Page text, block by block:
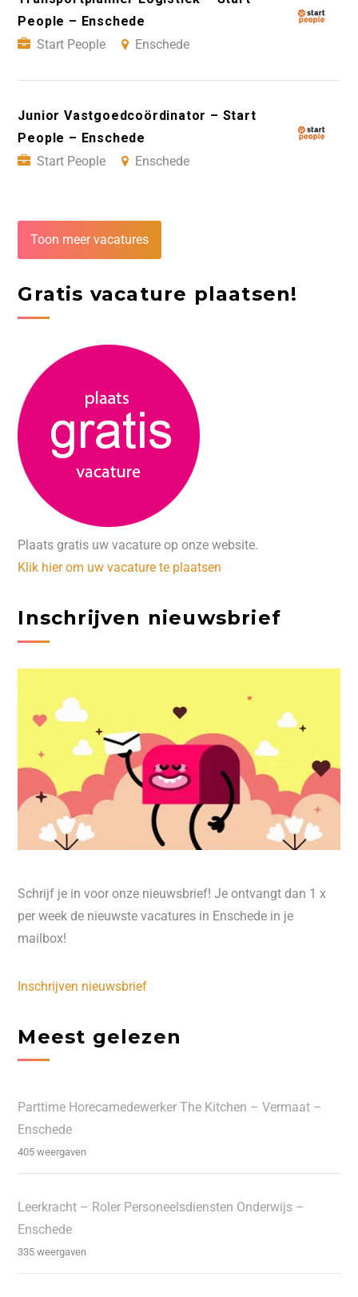
People – Enschede
Start People
Enschede
Junior Vastgoedcoördinator – Start
People – Enschede
Start People
Enschede
Toon meer vacatures
Gratis vacature plaatsen!
Plaats gratis uw vacature op onze website.
Klik hier om uw vacature te plaatsen
Inschrijven nieuwsbrief
Schrijf je in voor onze nieuwsbrief! Je ontvangt dan 1 x
per week de nieuwste vacatures in Enschede in je
mailbox!
Inschrijven nieuwsbrief
Meest gelezen
Parttime Horecamedewerker The Kitchen – Vermaat –
Enschede
405 weergaven
Leerkracht – Roler Personeelsdiensten Onderwijs –
Enschede
335 weergaven